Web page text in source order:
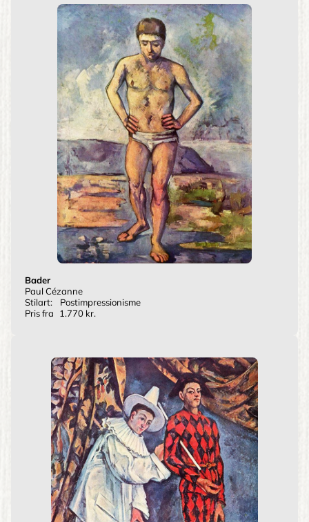
Bader
Paul Cézanne
Stilart:
Postimpressionisme
Pris fra
1.770 kr.